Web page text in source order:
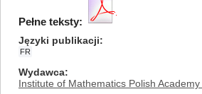
Pełne teksty:
Języki publikacji
FR
Wydawca
Institute of Mathematics Polish